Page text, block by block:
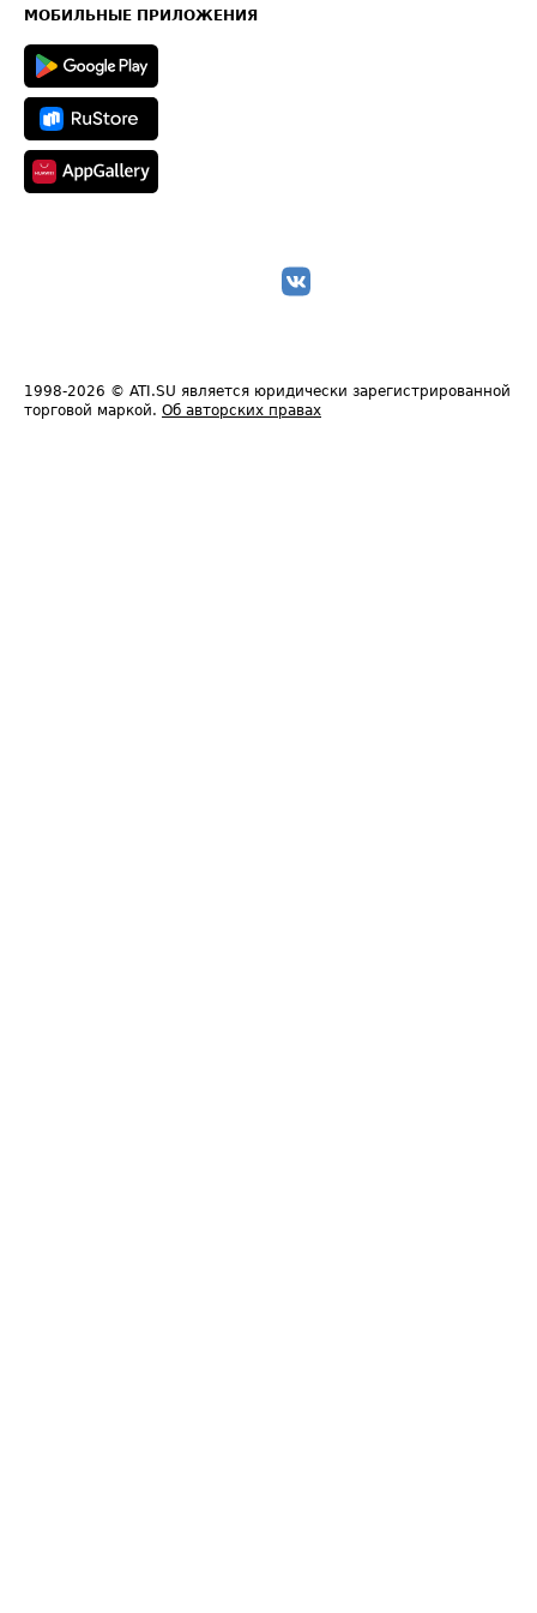
Техническая информация
МОБИЛЬНЫЕ ПРИЛОЖЕНИЯ
1998-2026 © ATI.SU является юридически зарегистрированной
торговой маркой. Об авторских правах